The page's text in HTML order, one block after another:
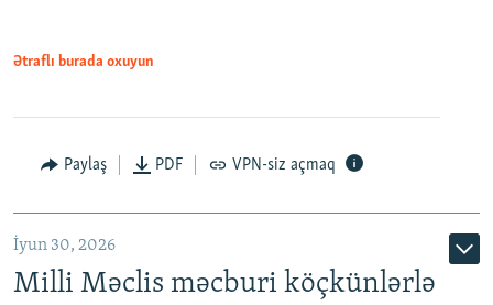
Ətraflı burada oxuyun
Paylaş PDF VPN-siz açmaq
İyun 30, 2026
Milli Məclis məcburi köçkünlərlə